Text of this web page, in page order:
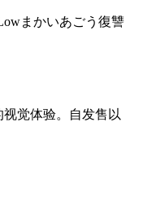
まかいあごう復讐
觉体验。自发售以